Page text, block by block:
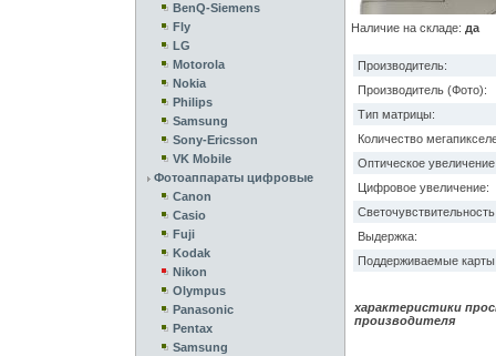
BenQ-Siemens
Fly
LG
Motorola
Nokia
Philips
Samsung
Sony-Ericsson
VK Mobile
Фотоаппараты цифровые
Canon
Casio
Fuji
Kodak
Nikon
Olympus
Panasonic
Pentax
Samsung
Наличие на складе: да
Производитель:
Производитель (Фото):
Тип матрицы:
Количество
Оптическое
Цифровое увеличение:
Выдержка:
Поддерживаемые
характеристики
производителя